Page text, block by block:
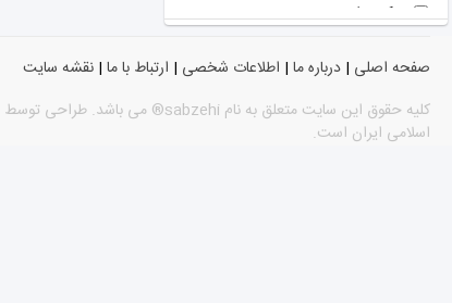
نوک مدادی
نارنجی
فیروزه ای
سفید
صفحه اصلی |درباره ما | اطلاعات شخصی | ارتباط با ما |نقشه سایت
اسلامی ایران است.